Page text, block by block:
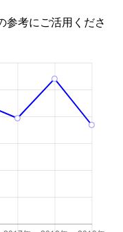
参考にご活用くださ